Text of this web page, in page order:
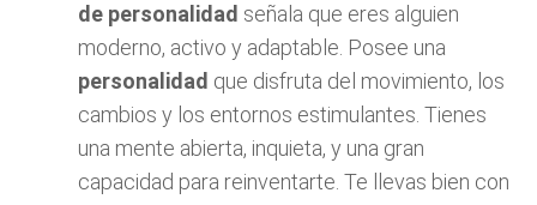
de personalidad señala que eres alguien
moderno, activo y adaptable. Posee una
personalidad que disfruta del movimiento, los
cambios y los entornos estimulantes. Tienes
una mente abierta, inquieta, y una gran
capacidad para reinventarte. Te llevas bien con